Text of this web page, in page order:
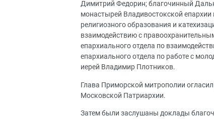
Димитрий Федорин; благочинный
монастырей Владивостокской епархии
религиозного образования и
взаимодействию с
епархиального отдела по
епархиального отдела по работе с
иерей Владимир Плотников.
Глава Приморской митрополии
Московской Патриархии.
Затем были заслушаны доклады